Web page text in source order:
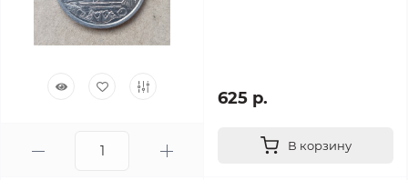
625 р.
В корзину